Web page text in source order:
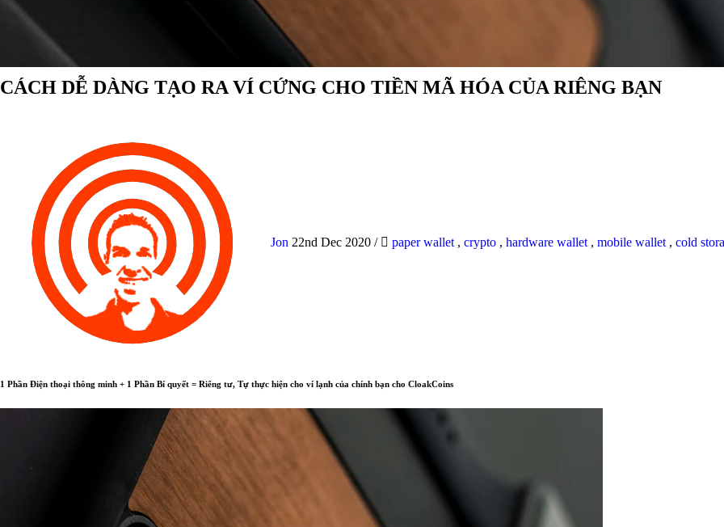
CÁCH DỄ DÀNG TẠO RA VÍ CỨNG CHO TIỀN MÃ HÓA CỦA RIÊNG BẠN
Jon 22nd Dec 2020 / paper wallet , crypto , hardware wallet , mobile wallet , cold
1 Phần Điện thoại thông minh + 1 Phần Bí quyết = Riêng tư, Tự thực hiện cho ví lạnh của chính bạn cho CloakCoins